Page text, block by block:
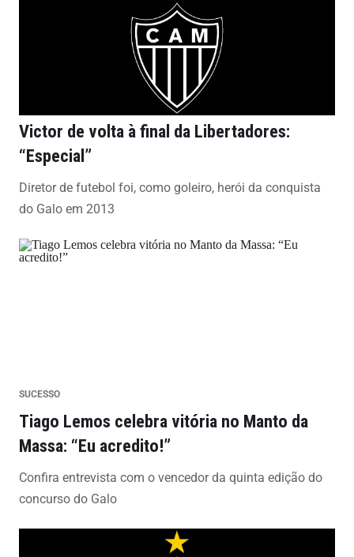
Victor de volta à final da Libertadores:
“Especial”
Diretor de futebol foi, como goleiro, herói da conquista
do Galo em 2013
SUCESSO
Tiago Lemos celebra vitória no Manto da
Massa: “Eu acredito!”
Confira entrevista com o vencedor da quinta edição do
concurso do Galo